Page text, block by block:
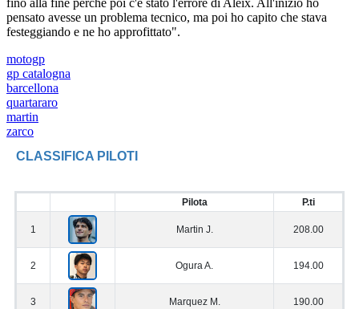
fino alla fine perché poi c'è stato l'errore di Aleix. All'inizio ho
pensato avesse un problema tecnico, ma poi ho capito che stava
festeggiando e ne ho approfittato".
motogp
gp catalogna
barcellona
quartararo
martin
zarco